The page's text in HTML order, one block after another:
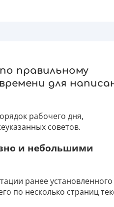
правильному
для
рабочего дня,
советов.
и небольшими
ранее установленного
по несколько страниц